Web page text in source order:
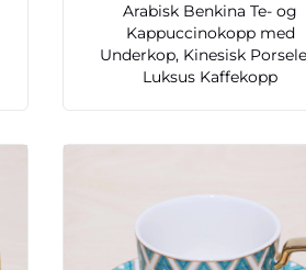
Arabisk Benkina Te- og
Kappuccinokopp med
Underkop, Kinesisk
Luksus Kaffekopp